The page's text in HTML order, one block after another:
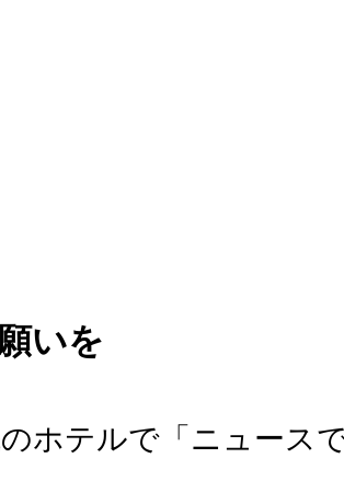
いを
ホテルで「ニュース